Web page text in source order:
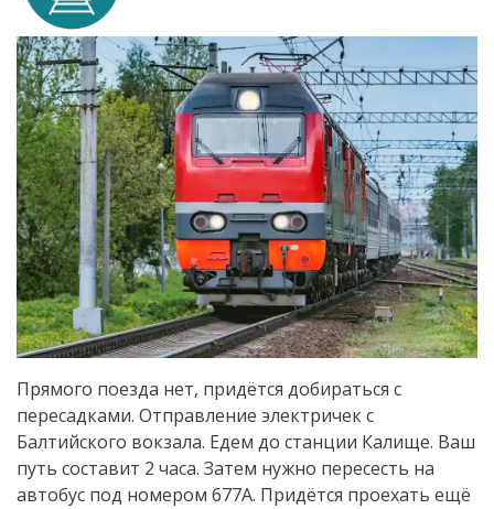
Прямого поезда нет, придётся добираться с
пересадками. Отправление электричек с
Балтийского вокзала. Едем до станции Калище. Ваш
путь составит 2 часа. Затем нужно пересесть на
автобус под номером 677А. Придётся проехать ещё